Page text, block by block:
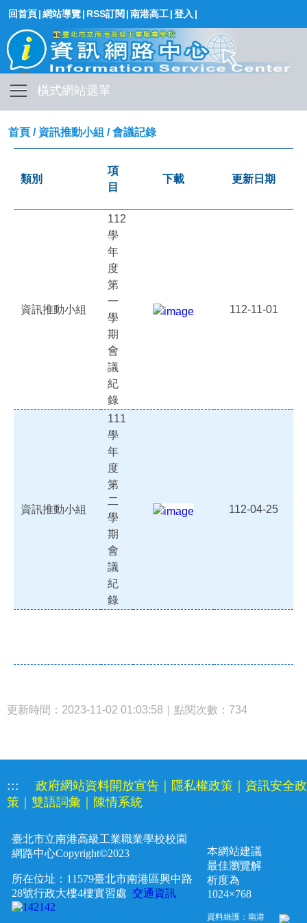
回首頁|網站導覽| RSS訂閱 |南港高工|登入 |
橫式網站選單
首頁 / 資訊推動小組 /會議記錄
類別
項
目
下載 更新日期
資訊推動小組
112
學
年
度
第
一
學
期
會
議
紀
錄
112-11-01
資訊推動小組
111
學
年
度
第
二
學
期
會
議
紀
錄
112-04-25
更新時間：2023-11-02 01:03:58｜點閱次數：734
::: 政府網站資料開放宣告 隱私權政策
資訊安全政
策
雙語詞彙 陳情系統
臺北市立南港高級工業職業學校校園
網路中心Copyright©2023
所在位址：11579臺北市南港區興中路
28號行政大樓4樓實習處 交通資訊
本網站建議
最佳瀏覽解
析度為
1024×768
資料維護：南港